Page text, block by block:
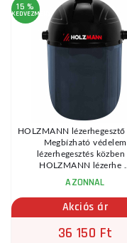
15 %
KEDVEZMÉNY
HOLZMANN lézerhegesztő
Megbízható védelem
lézerhegesztés közben
HOLZMANN lézerhe ...
AZONNAL
Akciós ár
36 150 Ft